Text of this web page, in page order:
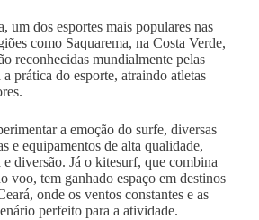
um dos esportes mais populares nas
como Saquarema, na Costa Verde,
reconhecidas mundialmente pelas
prática do esporte, atraindo atletas
a emoção do surfe, diversas
e equipamentos de alta qualidade,
e diversão. Já o kitesurf, que combina
voo, tem ganhado espaço em destinos
onde os ventos constantes e as
perfeito para a atividade.